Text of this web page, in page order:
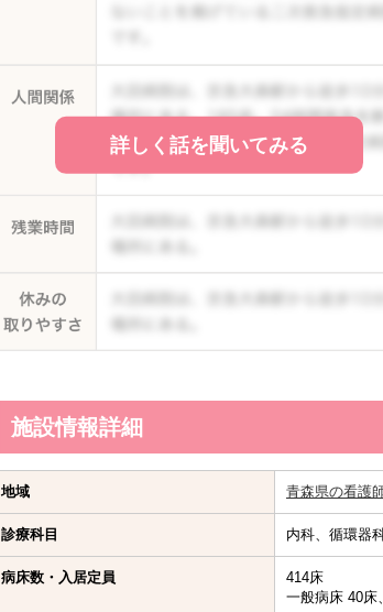
詳しく話を聞いてみる
施設情報詳細
地域 青森県の看護
診療科目 内科、循環器
病床数・入居定員
414床
一般病床 40床